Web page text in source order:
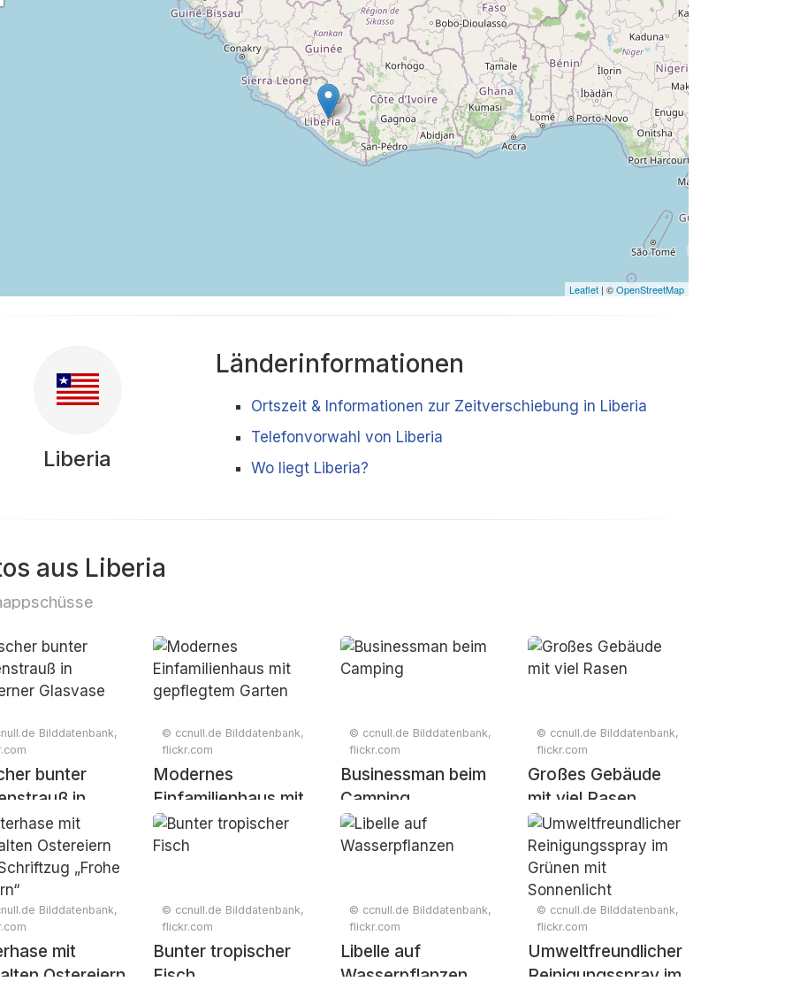
Leaflet | ©OpenStreetMap
Liberia
Länderinformationen
Ortszeit & Informationen zur Zeitverschiebung in Liberia
Telefonvorwahl von Liberia
Wo liegt Liberia?
aus Liberia
Bilddatenbank,
bunter
in
Glasvase
© ccnull.de Bilddatenbank,
flickr.com
Modernes
Einfamilienhaus mit
gepflegtem Garten
© ccnull.de Bilddatenbank,
flickr.com
Businessman beim
Camping
© ccnull.de Bilddatenbank,
flickr.com
Großes Gebäude
mit viel Rasen
Bilddatenbank,
mit
Ostereiern
© ccnull.de Bilddatenbank,
flickr.com
Bunter tropischer
Fisch
© ccnull.de Bilddatenbank,
flickr.com
Libelle auf
Wasserpflanzen
© ccnull.de Bilddatenbank,
flickr.com
Umweltfreundlicher
Reinigungsspray im